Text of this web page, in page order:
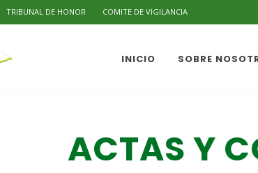
TRIBUNAL DE HONOR COMITE DE VIGILANCIA
INICIO SOBRE
ACTAS Y